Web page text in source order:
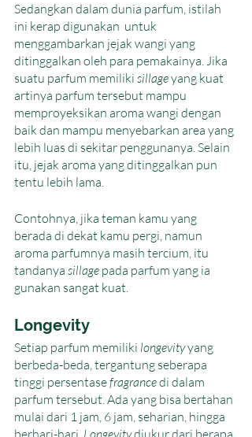
Sedangkan dalam dunia parfum, istilah
ini kerap digunakan  untuk
menggambarkan jejak wangi yang
ditinggalkan oleh para pemakainya. Jika
suatu parfum memiliki sillage yang kuat
artinya parfum tersebut mampu
memproyeksikan aroma wangi dengan
baik dan mampu menyebarkan area yang
lebih luas di sekitar penggunanya. Selain
itu, jejak aroma yang ditinggalkan pun
tentu lebih lama.
Contohnya, jika teman kamu yang
berada di dekat kamu pergi, namun
aroma parfumnya masih tercium, itu
tandanya sillage pada parfum yang ia
gunakan sangat kuat.
Longevity
Setiap parfum memiliki longevity yang
berbeda-beda, tergantung seberapa
tinggi persentase fragrance di dalam
parfum tersebut. Ada yang bisa bertahan
mulai dari 1 jam, 6 jam, seharian, hingga